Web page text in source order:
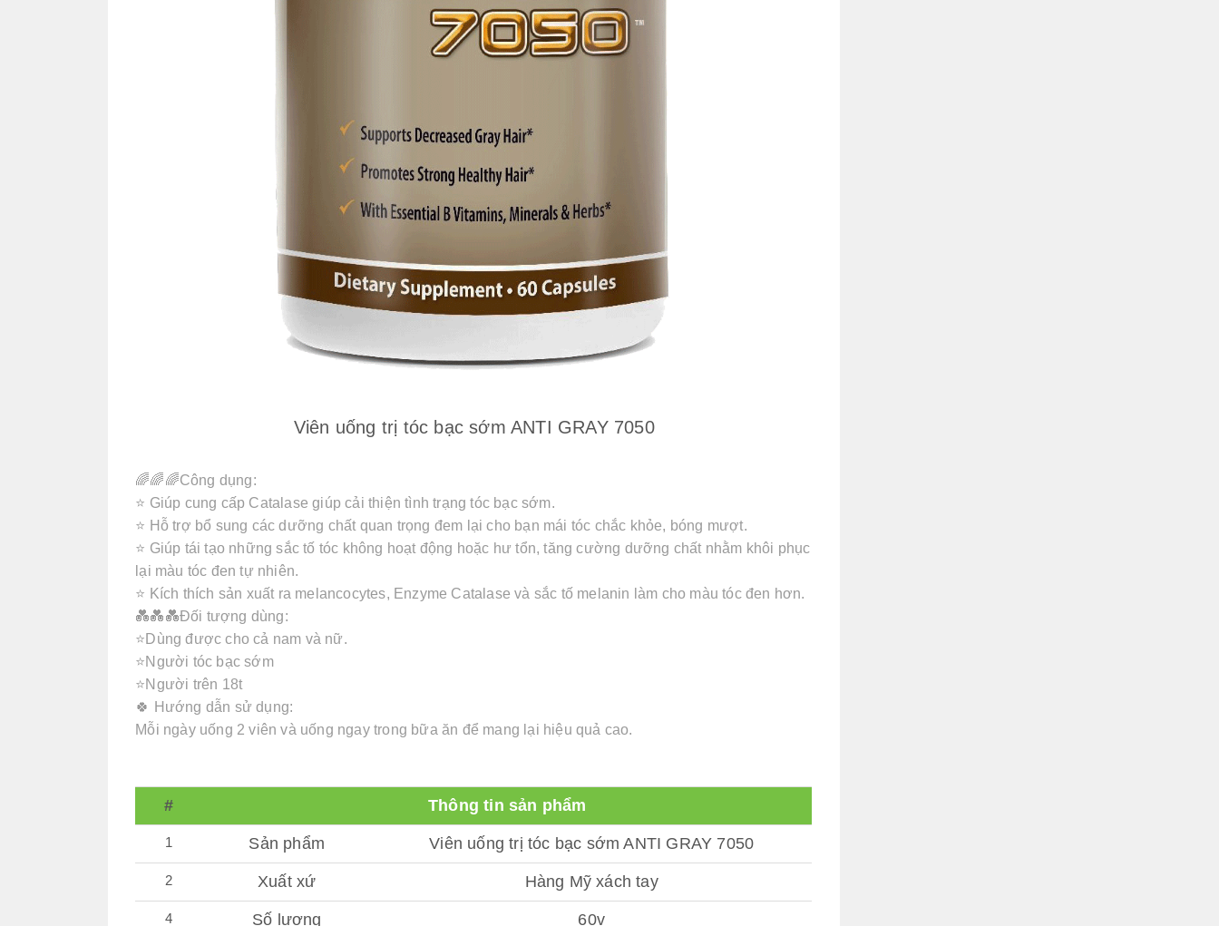
Viên uống trị tóc bạc sớm ANTI GRAY 7050
🌈🌈🌈Công dụng:
⭐️ Giúp cung cấp Catalase giúp cải thiện tình trạng tóc bạc sớm.
⭐️ Hỗ trợ bổ sung các dưỡng chất quan trọng đem lại cho bạn mái tóc chắc khỏe, bóng mượt.
⭐️ Giúp tái tạo những sắc tố tóc không hoạt động hoặc hư tổn, tăng cường dưỡng chất nhằm khôi phục
lại màu tóc đen tự nhiên.
⭐️ Kích thích sản xuất ra melancocytes, Enzyme Catalase và sắc tố melanin làm cho màu tóc đen hơn.
💑💑💑Đối tượng dùng:
⭐️Dùng được cho cả nam và nữ.
⭐️Người tóc bạc sớm
⭐️Người trên 18t
🍀 Hướng dẫn sử dụng:
Mỗi ngày uống 2 viên và uống ngay trong bữa ăn để mang lại hiệu quả cao.
# Thông tin sản phẩm
1 Sản phẩm Viên uống trị tóc bạc sớm ANTI GRAY 7050
2 Xuất xứ Hàng Mỹ xách tay
4 Số lượng 60v